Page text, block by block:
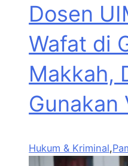
Dosen
Wafat di
Makkah,
Gunakan
Hukum & Kriminal,